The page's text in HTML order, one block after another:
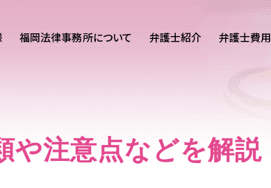
事事件
福岡法律事務所について 弁護士紹介 弁護士費用
や注意点などを解説